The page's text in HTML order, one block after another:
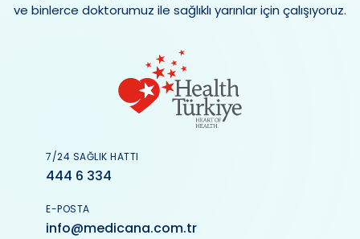
ve binlerce doktorumuz ile sağlıklı yarınlar için çalışıyoruz.
7/24 SAĞLIK HATTI
444 6 334
E-POSTA
info@medicana.com.tr